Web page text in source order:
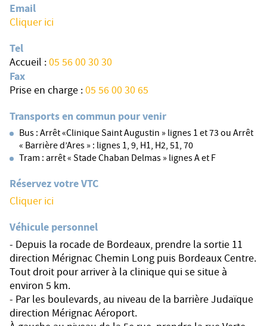
Email
Cliquer ici
Tel
Accueil :05 56 00 30 30
Fax
Prise en charge :05 56 00 30 65
Transports en commun pour venir
Bus : Arrêt «Clinique Saint Augustin » lignes 1 et 73 ou Arrêt
« Barrière d’Ares » : lignes 1, 9, H1, H2, 51, 70
Tram : arrêt « Stade Chaban Delmas » lignes A et F
Réservez votre VTC
Cliquer ici
Véhicule personnel
- Depuis la rocade de Bordeaux, prendre la sortie 11
direction Mérignac Chemin Long puis Bordeaux Centre.
Tout droit pour arriver à la clinique qui se situe à
environ 5 km.
- Par les boulevards, au niveau de la barrière Judaïque
direction Mérignac Aéroport.